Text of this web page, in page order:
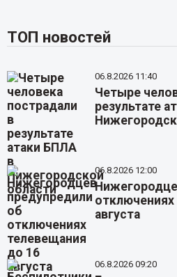
ТОП новостей
06.8.2026 11:40
Четыре
результате
06.8.2026 12:00
августа
06.8.2026 09:20